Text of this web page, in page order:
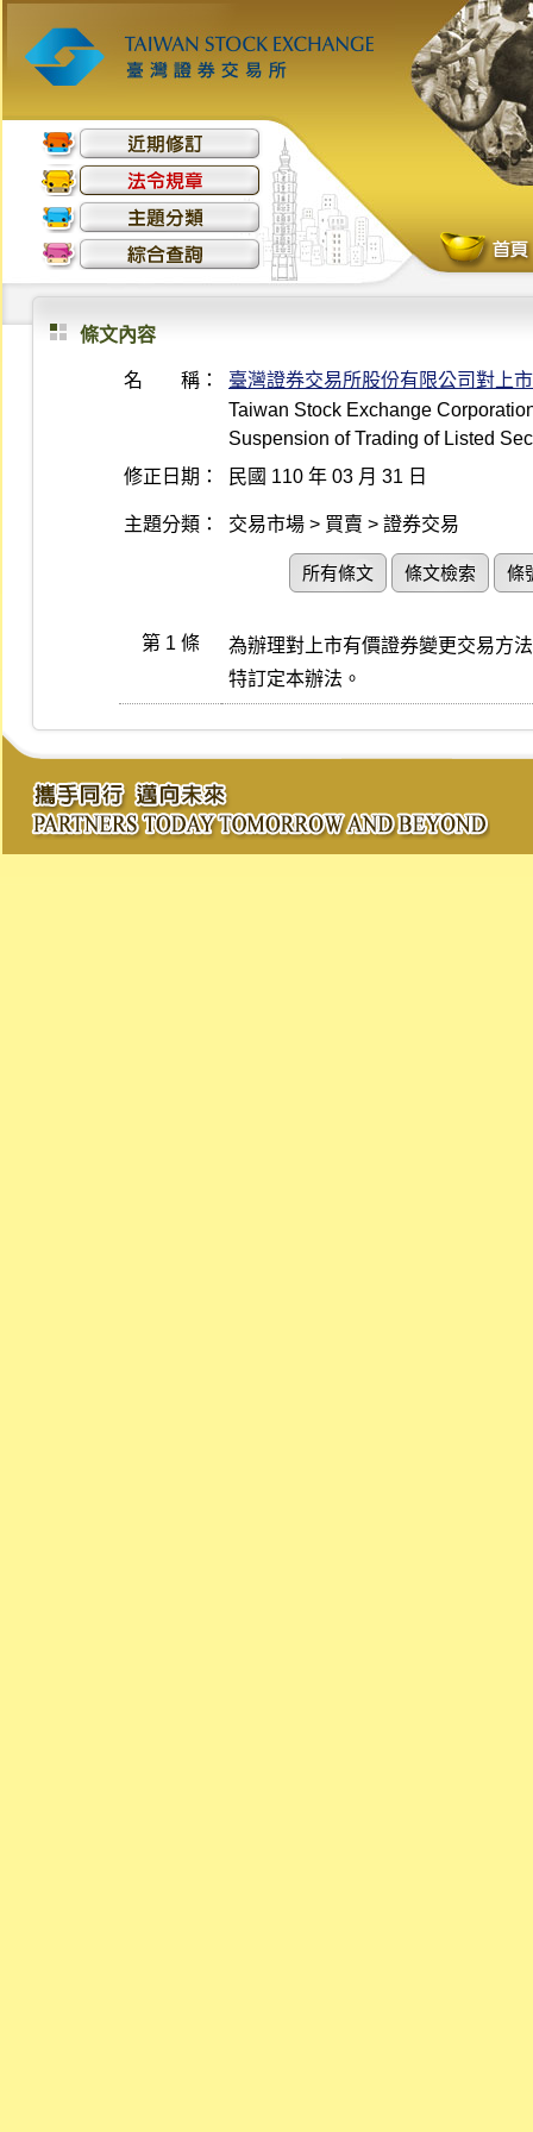
條文內容
名 稱：
臺灣證券交易所股份有限公司對上
Taiwan Stock Exchange
Suspension of Trading of Listed
修正日期：
民國 110 年 03 月 31 日
主題分類： 交易市場 > 買賣 > 證券交易
所有條文 條文檢索 條
第 1 條
為辦理對上市有價證券變更交易方
特訂定本辦法。